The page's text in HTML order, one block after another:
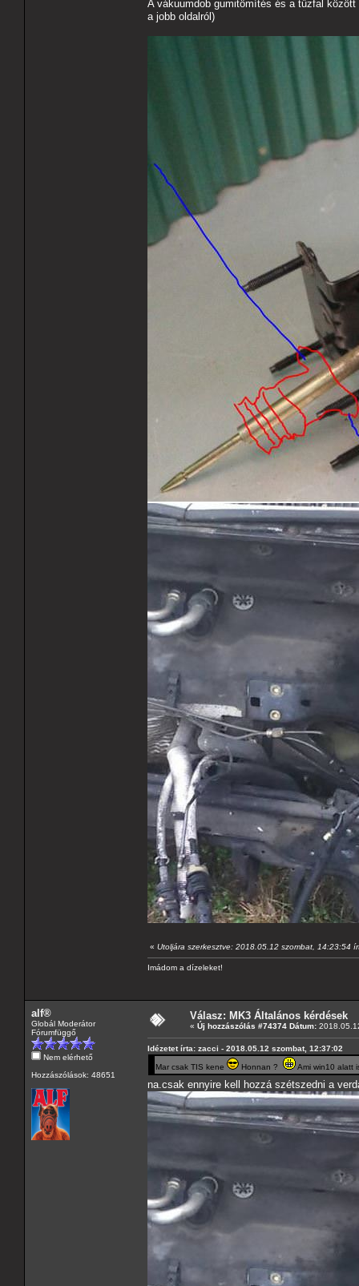
A vákuumdob gumitömítés és a tűzfal
a jobb oldalról)
« Utoljára szerkesztve: 2018.05.12 szombat, 14:23:54
Imádom a dízeleket!
alf®
Globál Moderátor
Fórumfüggő
Nem elérhető
Hozzászólások: 48651
Válasz: MK3 Általános kérdések
« Új hozzászólás #74374 Dátum:
Idézetet írta: zacci - 2018.05.12 szombat, 12:37:02
Mar csak TIS kene Honnan ? Ami win10 alatt
na.csak ennyire kell hozzá szétszedni a